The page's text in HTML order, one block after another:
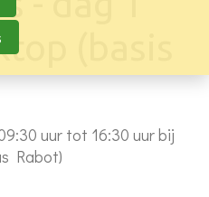
(basis
uur tot 16:30 uurbij
Rabot)
het licht